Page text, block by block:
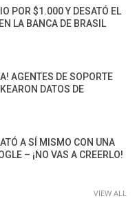
POR $1.000 Y DESATÓ EL
LA BANCA DE BRASIL
AGENTES DE SOPORTE
DATOS DE
A SÍ MISMO CON UNA
– ¡NO VAS A CREERLO!
VIEW ALL